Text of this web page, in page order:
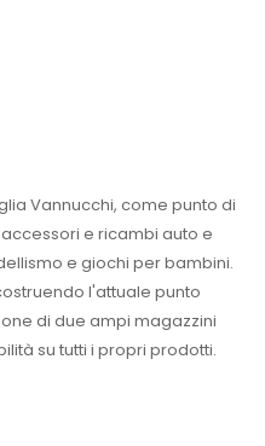
Vannucchi, come punto di
e ricambi auto e
e giochi per bambini.
l'attuale punto
di due ampi magazzini
su tutti i propri prodotti.